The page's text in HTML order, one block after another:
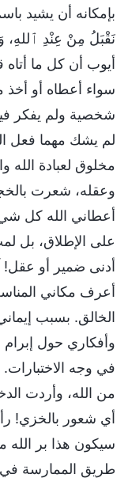
بإمكانه أن يشيد
نَقْبَلُ مِنْ عِنْدِ ٱللهِ،
أيوب أن كل ما أتاه
سواء أعطاه أو أخذ
شخصية ولم يفكر
لم يشك مهما فعل
مخلوق لعبادة الله
وعقله، شعرت
أعطاني الله كل
على الإطلاق، بل
أدنى ضمير أو عقل!
أعرف مكاني
الخالق. بسبب
وأفكاري حول
في وجه الاختبارات.
من الله، وأردت
أي شعور بالخزي!
سيكون هذا بر
طريق الممارسة